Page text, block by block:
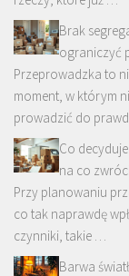
Brak
ograniczyć
Przeprowadzka to
moment, w którym
prowadzić do
Co
na co
Przy planowaniu
co tak naprawdę
czynniki, takie …
Barwa